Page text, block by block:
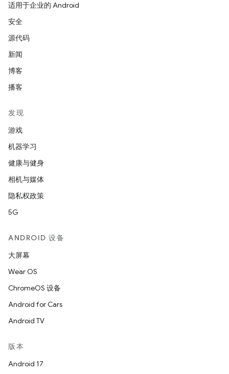
适用于企业的 Android
安全
源代码
新闻
博客
播客
发现
游戏
机器学习
健康与健身
相机与媒体
隐私权政策
5G
ANDROID 设备
大屏幕
Wear OS
ChromeOS 设备
Android for Cars
Android TV
版本
Android 17